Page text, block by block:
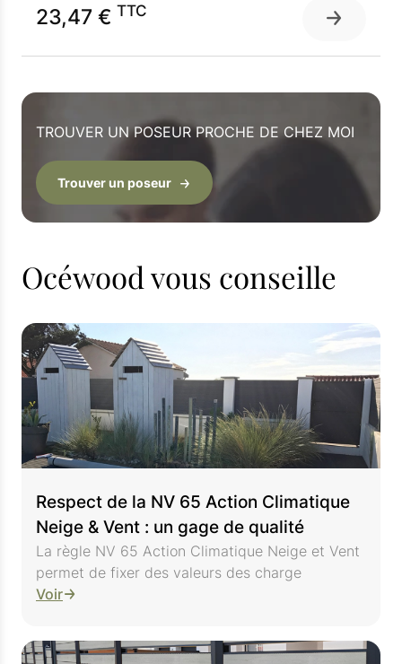
23,47 € TTC
TROUVER UN POSEUR PROCHE DE CHEZ MOI
Trouver un poseur
Océwood vous conseille
Respect de la NV 65 Action Climatique
Neige & Vent : un gage de qualité
La règle NV 65 Action Climatique Neige et Vent
permet de fixer des valeurs des charge
Voir